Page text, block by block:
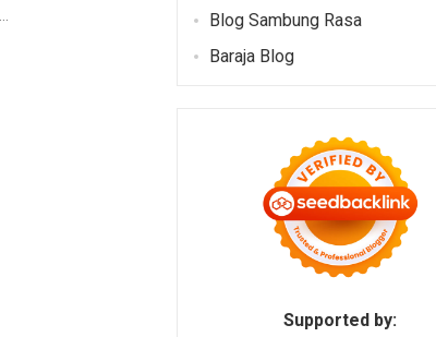
Blog Sambung Rasa
Baraja Blog
Supported by: